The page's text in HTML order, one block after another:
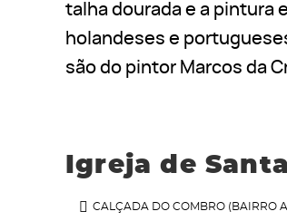
talha dourada e a pintura
holandeses e
são do pintor Marcos da
Igreja de
CALÇADA DO COMBRO (BAIRRO